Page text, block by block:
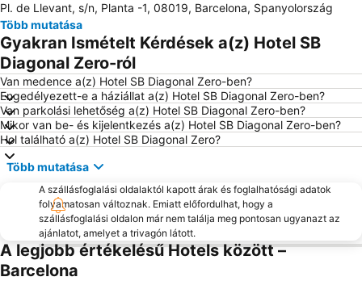
Szent Család temploma
La Dreta de l'Eixample
Spanyol tér
Barcelona City Hall
Güell park
Les Corts Metro Station
Plaza Catalunya
Barcelona Sants Metro Station
Platja Gran
Barceloneta Metro Station
Barcelona Vásár
Sants vasútállomás
Északi pályaudvar
Passeig de Gràcia
Primavera Sound
Badalona Pompeu Fabra Metro Station
Barcelona Katedrális
Gótikus városrész
Barcelona Akvárium
Katalónia tér
Platja de Castelldefels
Pl. de Llevant, s/n, Planta -1, 08019, Barcelona, Spanyolország
Több mutatása
Gyakran Ismételt Kérdések a(z) Hotel SB
Diagonal Zero-ról
Van medence a(z) Hotel SB Diagonal Zero-ben?
Engedélyezett-e a háziállat a(z) Hotel SB Diagonal Zero-ben?
Van parkolási lehetőség a(z) Hotel SB Diagonal Zero-ben?
Mikor van be- és kijelentkezés a(z) Hotel SB Diagonal Zero-ben?
Hol található a(z) Hotel SB Diagonal Zero?
Több mutatása
A szállásfoglalási oldalaktól kapott árak és foglalhatósági adatok
folyamatosan változnak. Emiatt előfordulhat, hogy a
szállásfoglalási oldalon már nem találja meg pontosan ugyanazt az
ajánlatot, amelyet a trivagón látott.
A legjobb értékelésű Hotels között –
Barcelona